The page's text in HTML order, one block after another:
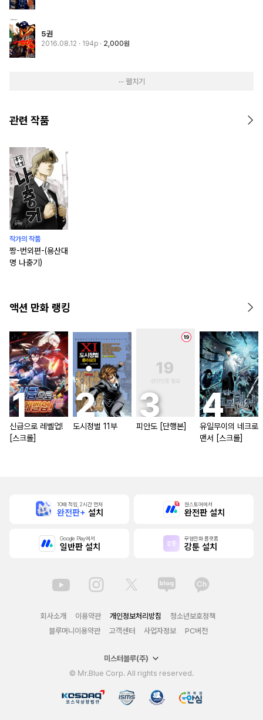
5권
2016.08.12 · 194p 2,000원
··· 펼치기
관련 작품
작가의 작품
짱-번외편-(용산대
명 나충기)
액션 만화 랭킹
신급으로 레벨업!
[스크롤]
도시정벌 11부 피안도 [단행본]
유일무이의 네크로
맨서 [스크롤]
10배 적립, 2시간 먼저
완전판+ 설치
원스토어에서
완전판 설치
Google Play에서
일반판 설치
무협만화 플랫폼
강툰 설치
회사소개 이용약관 개인정보처리방침
청소년보호정책
블루머니이용약관
고객센터 사업자정보 PC버전
미스터블루(주)
© Mr.Blue Corp. All rights reserved.